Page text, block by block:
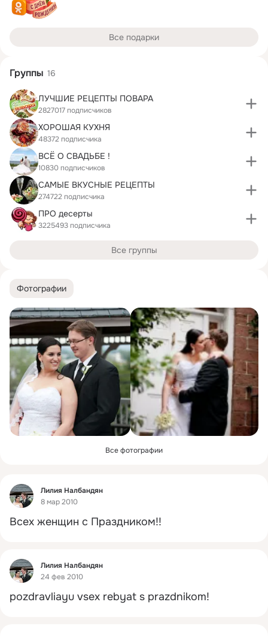
Фотографии
Все фотографии
Фид
Лилия Налбандян
8 мар 2010
Всех женщин с Праздником!!
Фид
Лилия Налбандян
24 фев 2010
pozdravliayu vsex rebyat s prazdnikom!
Все подарки
Группы 16
ЛУЧШИЕ РЕЦЕПТЫ ПОВАРА
2827017 подписчиков
ХОРОШАЯ КУХНЯ
48372 подписчика
ВСЁ О СВАДЬБЕ !
10830 подписчиков
САМЫЕ ВКУСНЫЕ РЕЦЕПТЫ
274722 подписчика
ПРО десерты
3225493 подписчика
Все группы